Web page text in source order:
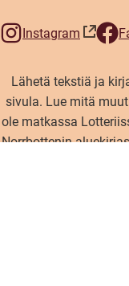
Instagram
(öppnas i nytt fönster)
Lähetä tekstiä ja
sivula. Lue mitä
ole matkassa
Norrbottenin